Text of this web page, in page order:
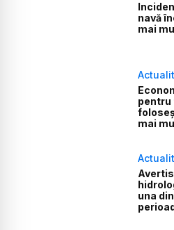
navă
mai
pentru
mai
una